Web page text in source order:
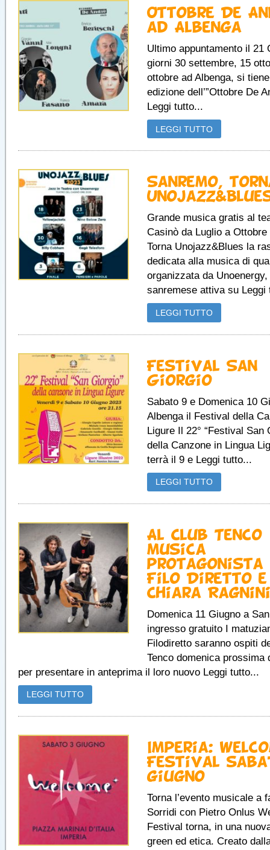
Ottobre De
ad Albenga
Ultimo appuntamento il 21
giorni 30 settembre, 15
ottobre ad Albenga, si
edizione dell’”Ottobre De
Leggi tutto...
LEGGI TUTTO
Sanremo,
Grande musica gratis al
Casinò da Luglio a Ottobre
Torna Unojazz&Blues la
dedicata alla musica di
organizzata da
sanremese attiva su Leggi
LEGGI TUTTO
Festival San
Giorgio
Sabato 9 e Domenica 10
Albenga il Festival della
Ligure Il 22° “Festival San
della Canzone in Lingua
terrà il 9 e Leggi tutto...
LEGGI TUTTO
Al Club Tenco
musica
protagonista
Filo Diretto e
Chiara
Domenica 11 Giugno a
ingresso gratuito I
Filodiretto saranno ospiti
Tenco domenica prossima
per presentare in anteprima il loro nuovo Leggi tutto...
LEGGI TUTTO
Imperia:
Festival
giugno
Torna l’evento musicale a
Sorridi con Pietro Onlus
Festival torna, in una
green ed etica. Creato